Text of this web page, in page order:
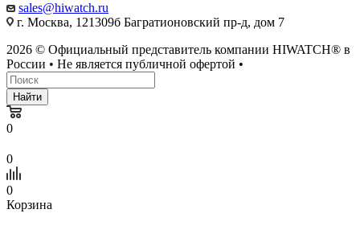
sales@hiwatch.ru
г. Москва, 121309б Багратионовский пр-д, дом 7
2026 © Официальный представитель компании HIWATCH® в
России • Не является публичной офертой •
Найти
0
0
0
Корзина